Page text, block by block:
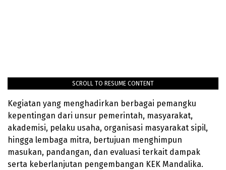
SCROLL TO RESUME CONTENT
Kegiatan yang menghadirkan berbagai pemangku
kepentingan dari unsur pemerintah, masyarakat,
akademisi, pelaku usaha, organisasi masyarakat sipil,
hingga lembaga mitra, bertujuan menghimpun
masukan, pandangan, dan evaluasi terkait dampak
serta keberlanjutan pengembangan KEK Mandalika.